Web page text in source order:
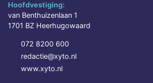
Hoofdvestiging:
van Benthuizenlaan 1
1701 BZ Heerhugowaard
072 8200 600
redactie@xyto.nl
www.xyto.nl